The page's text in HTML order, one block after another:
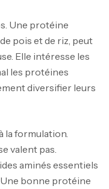
Une protéine
pois et de riz, peut
Elle intéresse les
les protéines
diversifier leurs
la formulation.
valent pas.
aminés essentiels
bonne protéine